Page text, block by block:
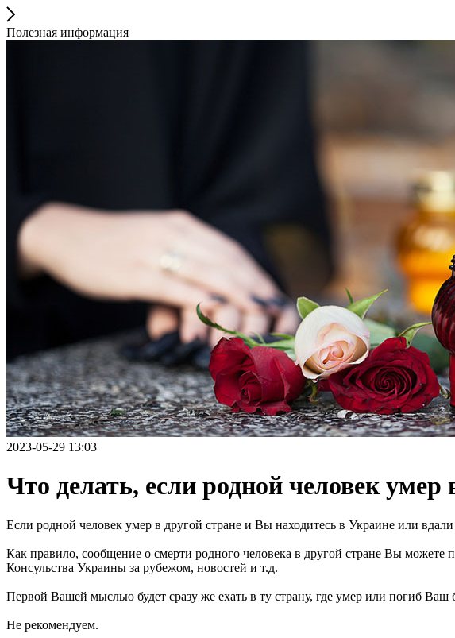
Полезная информация
2023-05-29 13:03
Что делать, если родной человек умер
Если родной человек умер в другой стране и Вы находитесь в Украине или вдали
Как правило, сообщение о смерти родного человека в другой стране Вы можете
Консульства Украины за рубежом, новостей и т.д.
Первой Вашей мыслью будет сразу же ехать в ту страну, где умер или погиб Ваш
Не рекомендуем.